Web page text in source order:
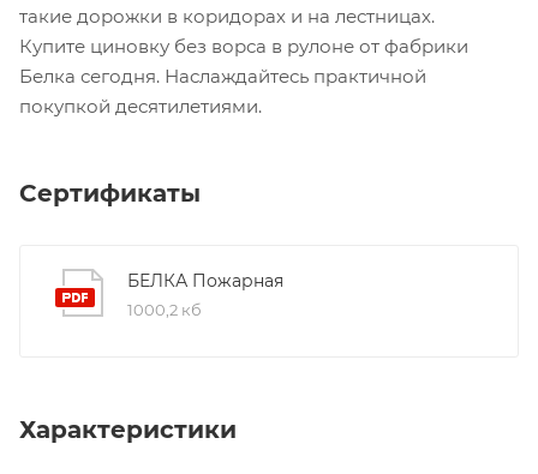
такие дорожки в коридорах и на лестницах.
Купите циновку без ворса в рулоне от фабрики
Белка сегодня. Наслаждайтесь практичной
покупкой десятилетиями.
Сертификаты
БЕЛКА Пожарная
1000,2 кб
Характеристики